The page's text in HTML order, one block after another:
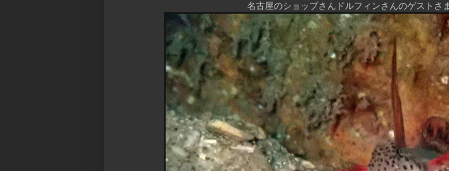
名古屋のショップさんドルフィンさんのゲストさ